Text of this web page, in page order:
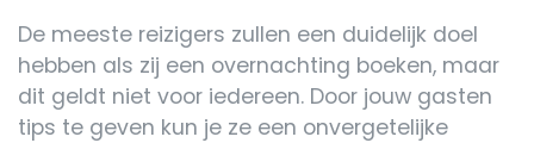
De meeste reizigers zullen een duidelijk doel
hebben als zij een overnachting boeken, maar
dit geldt niet voor iedereen. Door jouw gasten
tips te geven kun je ze een onvergetelijke